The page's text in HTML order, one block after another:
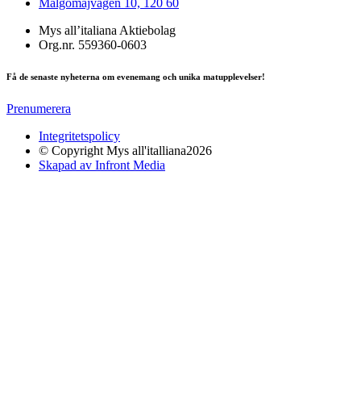
Mys all’italiana Aktiebolag
Org.nr. 559360-0603
Få de senaste nyheterna om evenemang och unika matupplevelser!
Prenumerera
Integritetspolicy
© Copyright Mys all'italliana2026
Skapad av Infront Media